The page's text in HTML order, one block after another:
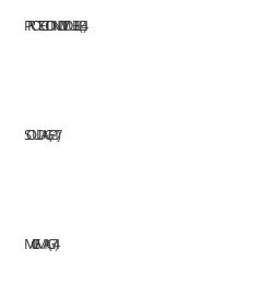
PROTECTION INDIVIDUELLE4
SOUDAGE217
MIG/MAG74